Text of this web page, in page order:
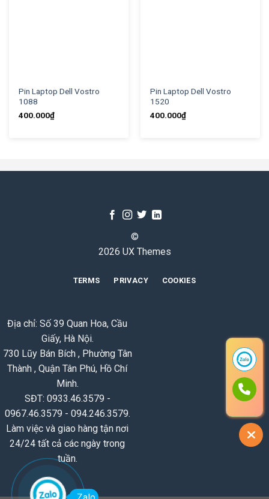
Pin Laptop Dell Vostro
1088
400.000₫
Pin Laptop Dell Vostro
1520
400.000₫
©
2026 UX Themes
TERMS PRIVACY COOKIES
Địa chỉ: Số 39 Quan Hoa, Cầu
Giấy, Hà Nội.
730 Lũy Bán Bích , Phường Tân
Thành , Quận Tân Phú, Hồ Chí
Minh.
SĐT: 0933.46.3579 -
0967.46.3579 - 094.246.3579.
Làm việc và giao hàng tận nơi
24/24 tất cả các ngày trong
tuần.